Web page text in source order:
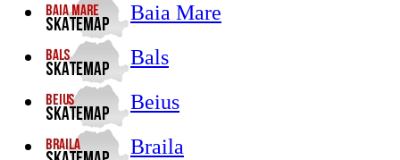
Baia Mare
Bals
Beius
Braila